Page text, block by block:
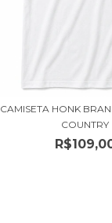
CAMISETA HONK
COUNTRY